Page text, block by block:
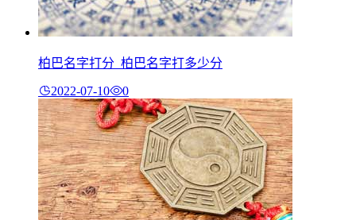
柏巴名字打分_柏巴名字打多少分
2022-07-10 0